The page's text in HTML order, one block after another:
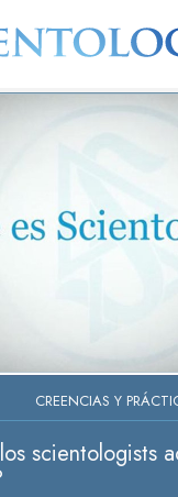
CREENCIAS Y
scientologists